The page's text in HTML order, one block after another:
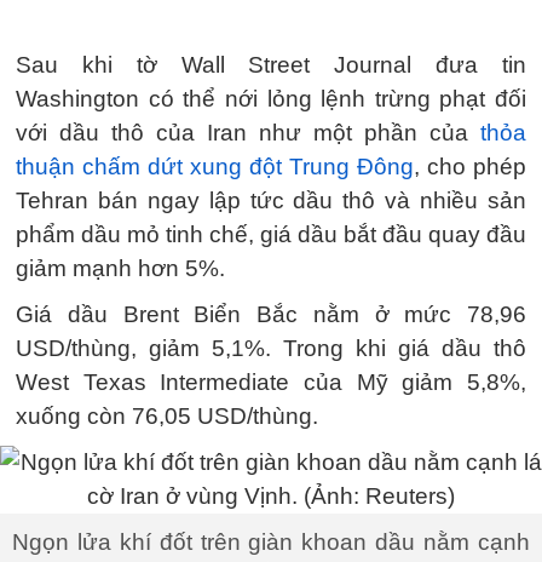
Sau khi tờ Wall Street Journal đưa tin
Washington có thể nới lỏng lệnh trừng phạt đối
với dầu thô của Iran như một phần của thỏa
thuận chấm dứt xung đột Trung Đông, cho phép
Tehran bán ngay lập tức dầu thô và nhiều sản
phẩm dầu mỏ tinh chế, giá dầu bắt đầu quay đầu
giảm mạnh hơn 5%.
Giá dầu Brent Biển Bắc nằm ở mức 78,96
USD/thùng, giảm 5,1%. Trong khi giá dầu thô
West Texas Intermediate của Mỹ giảm 5,8%,
xuống còn 76,05 USD/thùng.
Ngọn lửa khí đốt trên giàn khoan dầu nằm cạnh